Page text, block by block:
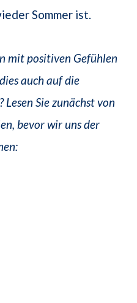
Sommer ist.
mit positiven Gefühlen
auch auf die
Sie zunächst von
bevor wir uns der